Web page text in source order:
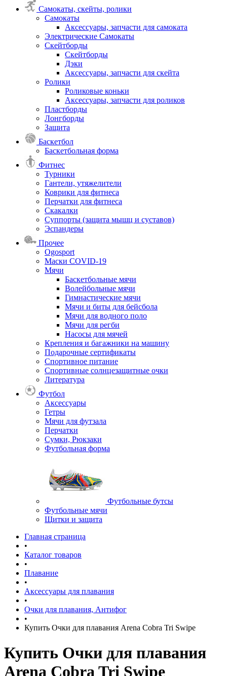
Самокаты, скейты, ролики
Самокаты
Аксессуары, запчасти для самоката
Электрические Самокаты
Скейтборды
Скейтборды
Дэки
Аксессуары, запчасти для скейта
Ролики
Роликовые коньки
Аксессуары, запчасти для роликов
Пластборды
Лонгборды
Защита
Баскетбол
Баскетбольная форма
Фитнес
Турники
Гантели, утяжелители
Коврики для фитнеса
Перчатки для фитнеса
Скакалки
Суппорты (защита мышц и суставов)
Эспандеры
Прочее
Ogosport
Маски COVID-19
Мячи
Баскетбольные мячи
Волейбольные мячи
Гимнастические мячи
Мячи и биты для бейсбола
Мячи для водного поло
Мячи для регби
Насосы для мячей
Крепления и багажники на машину
Подарочные сертификаты
Спортивное питание
Спортивные солнцезащитные очки
Литература
Футбол
Аксессуары
Гетры
Мячи для футзала
Перчатки
Сумки, Рюкзаки
Футбольная форма
Футбольные бутсы
Футбольные мячи
Щитки и защита
Главная страница
•
Каталог товаров
•
Плавание
•
Аксессуары для плавания
•
Очки для плавания, Антифог
•
Купить Очки для плавания Arena Cobra Tri Swipe
Купить Очки для плавания
Arena Cobra Tri Swipe